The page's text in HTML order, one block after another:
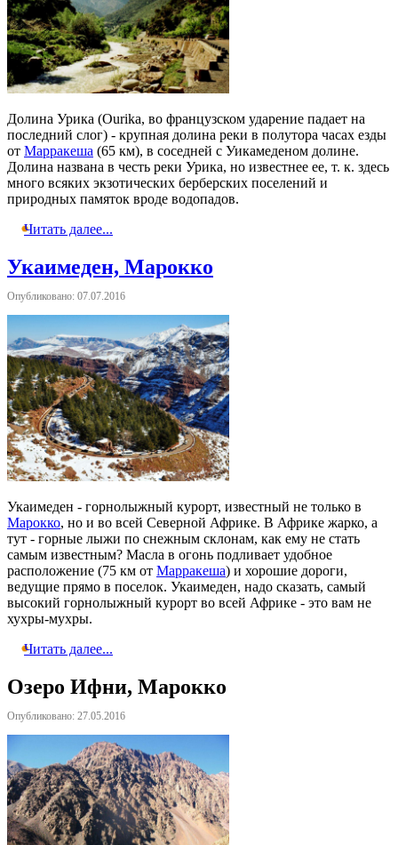
Долина Урика (Ourika, во французском ударение падает на
последний слог) - крупная долина реки в полутора часах езды
от Марракеша (65 км), в соседней с Уикамеденом долине.
Долина названа в честь реки Урика, но известнее ее, т. к. здесь
много всяких экзотических берберских поселений и
природных памяток вроде водопадов.
Читать далее...
Укаимеден, Марокко
Опубликовано: 07.07.2016
Укаимеден - горнолыжный курорт, известный не только в
Марокко, но и во всей Северной Африке. В Африке жарко, а
тут - горные лыжи по снежным склонам, как ему не стать
самым известным? Масла в огонь подливает удобное
расположение (75 км от Марракеша) и хорошие дороги,
ведущие прямо в поселок. Укаимеден, надо сказать, самый
высокий горнолыжный курорт во всей Африке - это вам не
хухры-мухры.
Читать далее...
Озеро Ифни, Марокко
Опубликовано: 27.05.2016